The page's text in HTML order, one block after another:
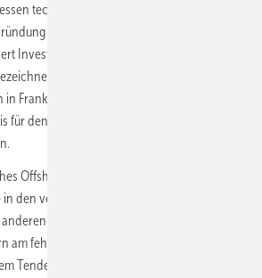
technologisch bisher noch unüblicher
auf im Meeresboden verankerten
Investitionen von voraussichtlich 4,5
das Vorhaben als bisher größte
in Frankreich in den vergangenen 30 Jahren.
für den Schwimmwindpark soll 6,6 Cent pro
Offshore-Windkraft-Entwicklungsfeld
den vergangenen zwei Jahren in schöner
europäischen
am fehlenden Interesse von Investoren. Das
Tender AO7 vor der Provinz Nouvelle-